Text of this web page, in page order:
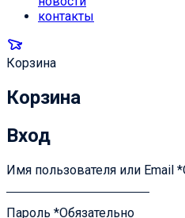
контакты
Корзина
Корзина
Вход
Имя пользователя или Email *
Пароль *Обязательно